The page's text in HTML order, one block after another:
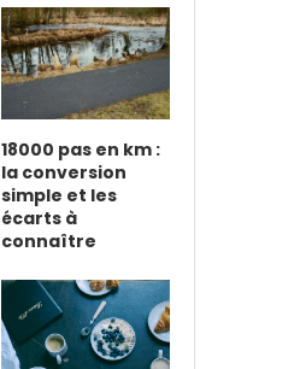
18000 pas en km :
la conversion
simple et les
écarts à
connaître